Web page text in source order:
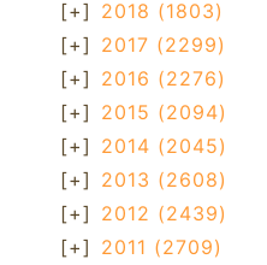
[+] 2018 (1803)
[+] 2017 (2299)
[+] 2016 (2276)
[+] 2015 (2094)
[+] 2014 (2045)
[+] 2013 (2608)
[+] 2012 (2439)
[+] 2011 (2709)